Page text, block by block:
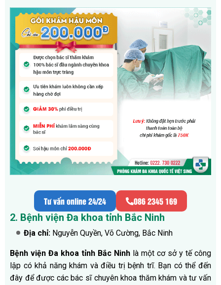
Tư vấn online 24/24 086 2345 169
2. Bệnh viện Đa khoa tỉnh Bắc Ninh
Địa chỉ: Nguyễn Quyền, Võ Cường, Bắc Ninh
Bệnh viện Đa khoa tỉnh Bắc Ninh là một cơ sở y tế công
lập có khả năng khám và điều trị bệnh trĩ. Bạn có thể đến
đây để được các bác sĩ chuyên khoa thăm khám và tư vấn